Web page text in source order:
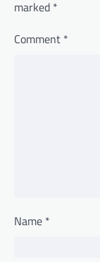
marked *
Comment *
Name *